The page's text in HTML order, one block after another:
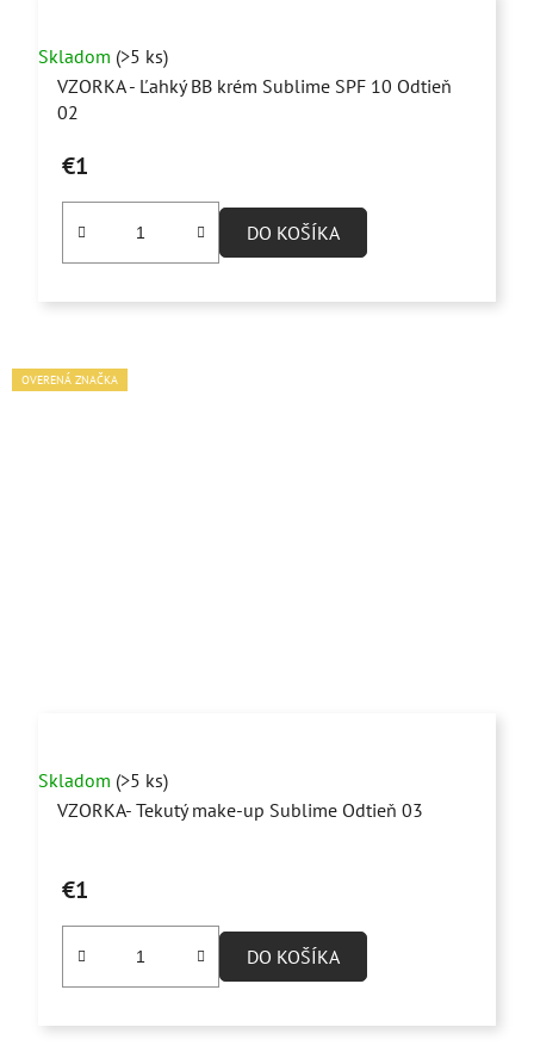
Skladom (>5 ks)
VZORKA - Ľahký BB krém Sublime SPF 10 Odtieň
02
€1
DO KOŠÍKA
OVERENÁ ZNAČKA
Skladom (>5 ks)
VZORKA- Tekutý make-up Sublime Odtieň 03
€1
DO KOŠÍKA